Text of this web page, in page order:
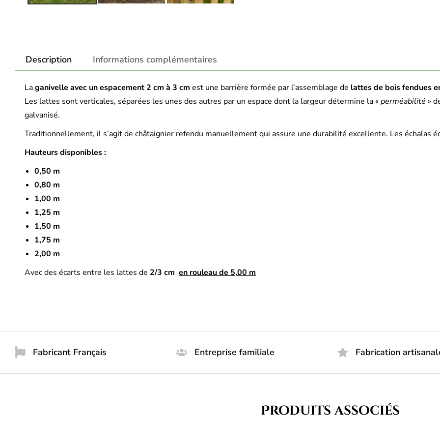
Description Informations complémentaires
Laganivelle avec un espacement 2 cm à 3 cm est une barrière formée par l’assemblage de lattes de bois fendues
Les lattes sont verticales, séparées les unes des autres par un espace dont la largeur détermine la «perméabilité »
galvanisé.
Traditionnellement, il s’agit de châtaignier refendu manuellement qui assure une durabilité excellente. Les échalas
Hauteurs disponibles :
0,50 m
0,80 m
1,00 m
1,25 m
1,50 m
1,75 m
2,00 m
Avec des écarts entre les lattes de 2/3 cm en rouleau de 5,00 m
Fabricant Français Entreprise familiale Fabrication
Produits associés